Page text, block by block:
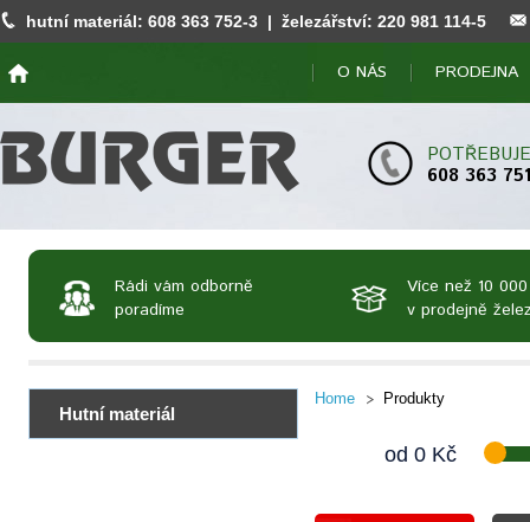
hutní materiál: 608 363 752-3 | železářství: 220 981 114-5
O NÁS PRODEJNA
608 363 751
Rádi vám odborně
poradíme
Více než 10
v prodejně
Hutní materiál
Home Produkty
od 0 Kč